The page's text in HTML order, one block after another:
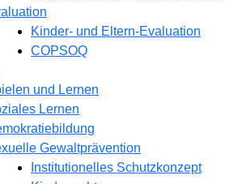
Kinder- und Eltern-Evaluation
COPSOQ
und Lernen
Lernen
Gewaltprävention
Institutionelles Schutzkonzept